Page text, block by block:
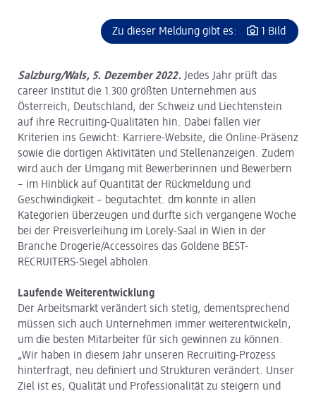
Zu dieser Meldung gibt es: 1 Bild
Salzburg/Wals, 5. Dezember 2022. Jedes Jahr prüft das
career Institut die 1.300 größten Unternehmen aus
Österreich, Deutschland, der Schweiz und Liechtenstein
auf ihre Recruiting-Qualitäten hin. Dabei fallen vier
Kriterien ins Gewicht: Karriere-Website, die Online-Präsenz
sowie die dortigen Aktivitäten und Stellenanzeigen. Zudem
wird auch der Umgang mit Bewerberinnen und Bewerbern
– im Hinblick auf Quantität der Rückmeldung und
Geschwindigkeit – begutachtet. dm konnte in allen
Kategorien überzeugen und durfte sich vergangene Woche
bei der Preisverleihung im Lorely-Saal in Wien in der
Branche Drogerie/Accessoires das Goldene BEST-
RECRUITERS-Siegel abholen.
Laufende Weiterentwicklung
Der Arbeitsmarkt verändert sich stetig, dementsprechend
müssen sich auch Unternehmen immer weiterentwickeln,
um die besten Mitarbeiter für sich gewinnen zu können.
„Wir haben in diesem Jahr unseren Recruiting-Prozess
hinterfragt, neu definiert und Strukturen verändert. Unser
Ziel ist es, Qualität und Professionalität zu steigern und